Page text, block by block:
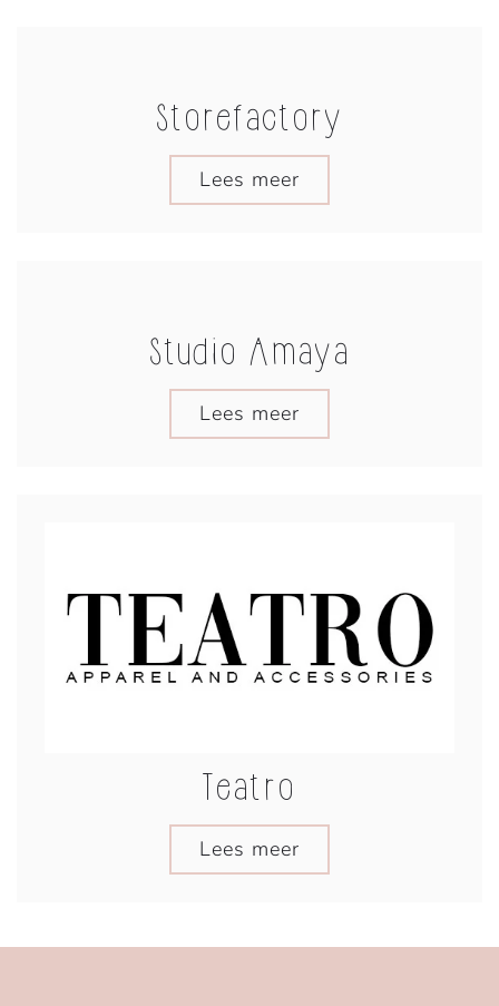
Storefactory
Lees meer
Studio Amaya
Lees meer
Teatro
Lees meer